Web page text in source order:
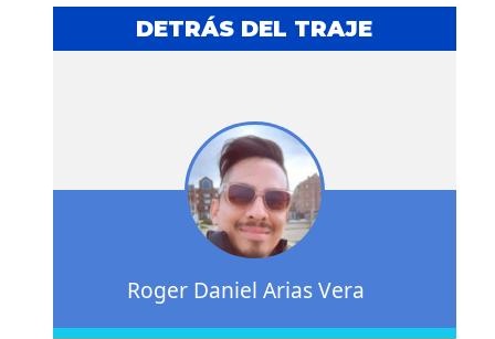
DETRÁS DEL TRAJE
Roger Daniel Arias Vera